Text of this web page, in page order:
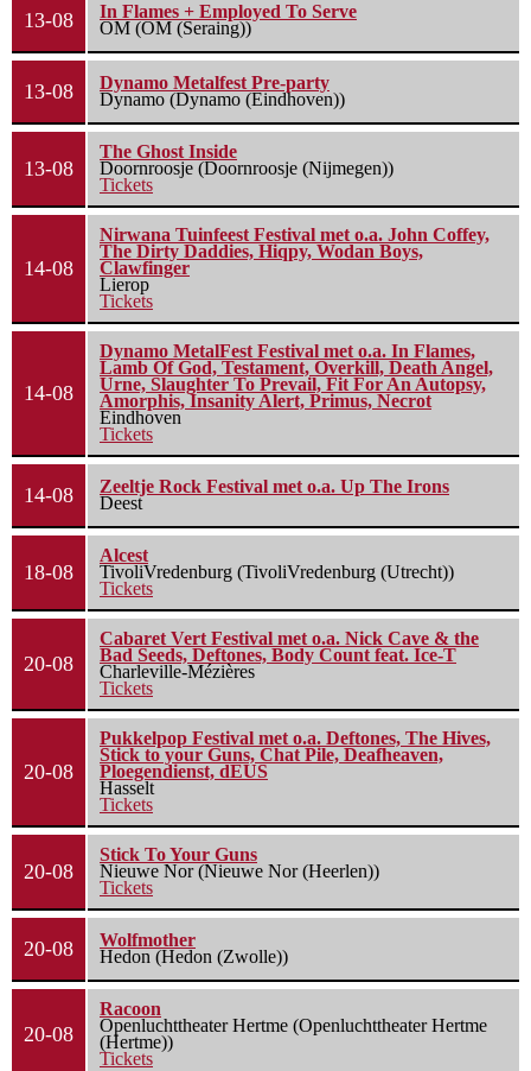
13-08
In Flames + Employed To Serve
OM (OM (Seraing))
13-08
Dynamo Metalfest Pre-party
Dynamo (Dynamo (Eindhoven))
13-08
The Ghost Inside
Doornroosje (Doornroosje (Nijmegen))
Tickets
14-08
Nirwana Tuinfeest Festival met o.a. John Coffey,
The Dirty Daddies, Hiqpy, Wodan Boys,
Clawfinger
Lierop
Tickets
14-08
Dynamo MetalFest Festival met o.a. In Flames,
Lamb Of God, Testament, Overkill, Death Angel,
Urne, Slaughter To Prevail, Fit For An Autopsy,
Amorphis, Insanity Alert, Primus, Necrot
Eindhoven
Tickets
14-08
Zeeltje Rock Festival met o.a. Up The Irons
Deest
18-08
Alcest
TivoliVredenburg (TivoliVredenburg (Utrecht))
Tickets
20-08
Cabaret Vert Festival met o.a. Nick Cave & the
Bad Seeds, Deftones, Body Count feat. Ice-T
Charleville-Mézières
Tickets
20-08
Pukkelpop Festival met o.a. Deftones, The Hives,
Stick to your Guns, Chat Pile, Deafheaven,
Ploegendienst, dEUS
Hasselt
Tickets
20-08
Stick To Your Guns
Nieuwe Nor (Nieuwe Nor (Heerlen))
Tickets
20-08
Wolfmother
Hedon (Hedon (Zwolle))
20-08
Racoon
Openluchttheater Hertme (Openluchttheater Hertme
(Hertme))
Tickets